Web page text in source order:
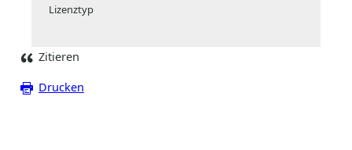
Lizenztyp
Zitieren
Drucken